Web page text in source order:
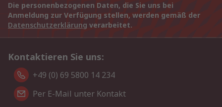
Die personenbezogenen Daten, die Sie uns bei
Anmeldung zur Verfügung stellen, werden gemäß der
Datenschutzerklärung verarbeitet.
Kontaktieren Sie uns:
+49 (0) 69 5800 14 234
Per E-Mail unter Kontakt